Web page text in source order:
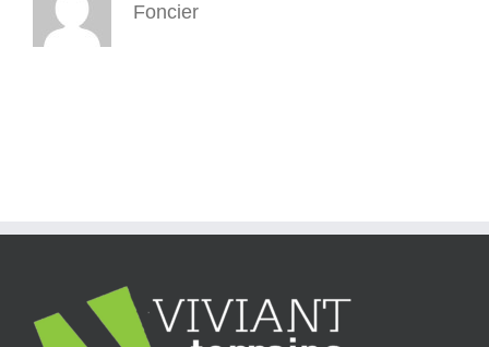
Foncier